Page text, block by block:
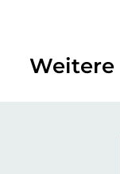
Weitere